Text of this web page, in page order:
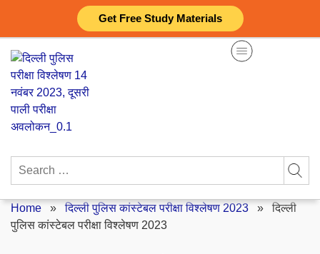
Get Free Study Materials
content
Search
Home »दिल्ली पुलिस कांस्टेबल परीक्षा विश्लेषण 2023 »दिल्ली
पुलिस कांस्टेबल परीक्षा विश्लेषण 2023